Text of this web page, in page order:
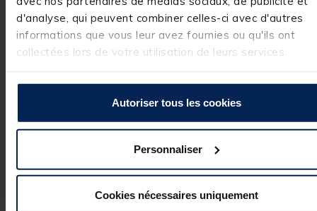
d'analyse, qui peuvent combiner celles-ci avec d'autres
informations que vous leur avez fournies ou qu'ils ont
collectées lors de votre utilisation de leurs services.
Autoriser tous les cookies
Personnaliser
Cookies nécessaires uniquement
Bonjour,
Merci pour votre
votre bonne
! Nous sommes
votre expérience
avec nous. Nous
sommes
impatients de
vous revoir à
L'équipe Pacific